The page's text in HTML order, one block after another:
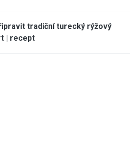
tradiční turecký rýžový
| recept